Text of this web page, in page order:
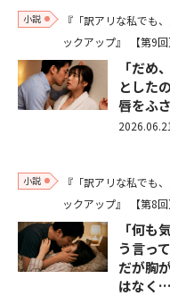
小説
『「訳アリな私でも
ックアップ』
【第9回
「だめ
とした
唇をふ
2026.06.21
小説
『「訳アリな私でも
ックアップ』
【第8回
「何も
う言っ
だが胸
はなく